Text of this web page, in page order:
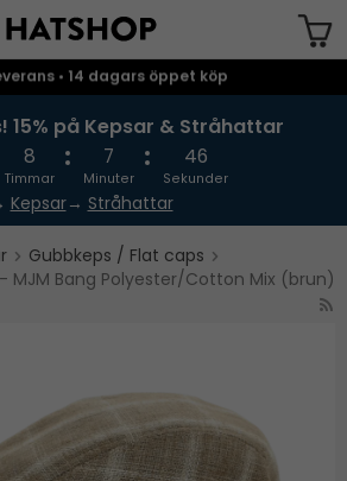
• 14 dagars öppet köp
15% på Kepsar & Stråhattar
8
Timmar
7
Minuter
46
Sekunder
Kepsar→ Stråhattar
Gubbkeps / Flat caps
MJM Bang Polyester/Cotton Mix (brun)